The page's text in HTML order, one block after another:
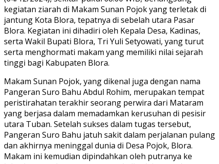
kegiatan ziarah di Makam Sunan Pojok yang terletak di
jantung Kota Blora, tepatnya di sebelah utara Pasar
Blora. Kegiatan ini dihadiri oleh Kepala Desa, Kadinas,
serta Wakil Bupati Blora, Tri Yuli Setyowati, yang turut
serta menghormati makam yang memiliki nilai sejarah
tinggi bagi Kabupaten Blora.
Makam Sunan Pojok, yang dikenal juga dengan nama
Pangeran Suro Bahu Abdul Rohim, merupakan tempat
peristirahatan terakhir seorang perwira dari Mataram
yang berjasa dalam memadamkan kerusuhan di pesisir
utara Tuban. Setelah sukses dalam tugas tersebut,
Pangeran Suro Bahu jatuh sakit dalam perjalanan pulang
dan akhirnya meninggal dunia di Desa Pojok, Blora.
Makam ini kemudian dipindahkan oleh putranya ke